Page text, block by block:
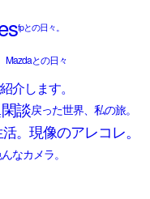
fpとの日々。
Mazdaとの日々
介します。
談戻った世界、私の旅。
。 現像のアレコレ。
なカメラ。